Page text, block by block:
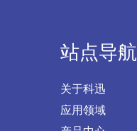
站点导航
关于科迅
应用领域